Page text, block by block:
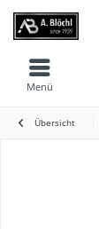
Menü
Übersicht